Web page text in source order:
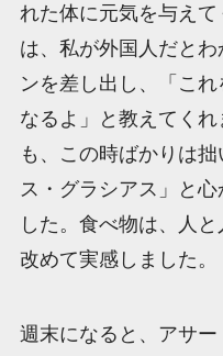
れた体に元気を与え
は、私が外国人だと
ンを差し出し、「こ
なるよ」と教えてく
も、この時ばかりは
ス・グラシアス」と
した。食べ物は、人
改めて実感しました。
週末になると、アサ